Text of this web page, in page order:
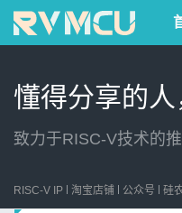
懂得分享的
致力于RISC-V技术的
RISC-V IP 淘宝店铺 公众号 硅